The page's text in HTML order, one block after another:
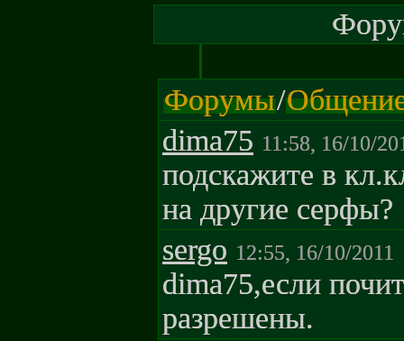
Форумы/
dima75 11:58, 16/10/
подскажите в
на другие серфы?
sergo 12:55, 16/10/2011
dima75,если
разрешены.